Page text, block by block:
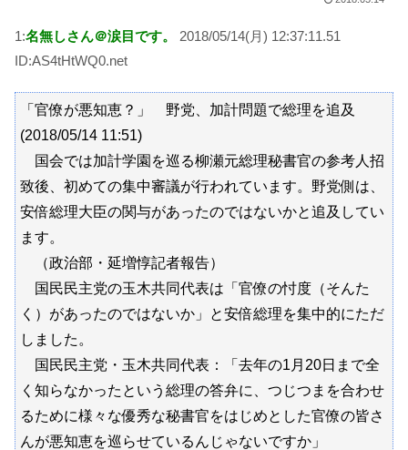
1:名無しさん＠涙目です。
2018/05/14(月) 12:37:11.51
ID:AS4tHtWQ0.net
「官僚が悪知恵？」 野党、加計問題で総理を追及
(2018/05/14 11:51)
国会では加計学園を巡る柳瀬元総理秘書官の参考人招
致後、初めての集中審議が行われています。野党側は、
安倍総理大臣の関与があったのではないかと追及してい
ます。
（政治部・延増惇記者報告）
国民民主党の玉木共同代表は「官僚の忖度（そんた
く）があったのではないか」と安倍総理を集中的にただ
しました。
国民民主党・玉木共同代表：「去年の1月20日まで全
く知らなかったという総理の答弁に、つじつまを合わせ
るために様々な優秀な秘書官をはじめとした官僚の皆さ
んが悪知恵を巡らせているんじゃないですか」